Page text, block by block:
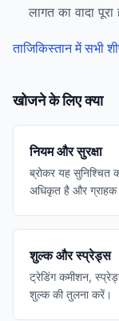
लागत का वादा
ताजिकिस्तान में सभी
खोजने के लिए क्या
नियम और सुरक्षा
ब्रोकर यह सुनिश्चित
अधिकृत है और ग्राहक
शुल्क और स्प्रेड्स
ट्रेडिंग कमीशन,
शुल्क की तुलना करें।